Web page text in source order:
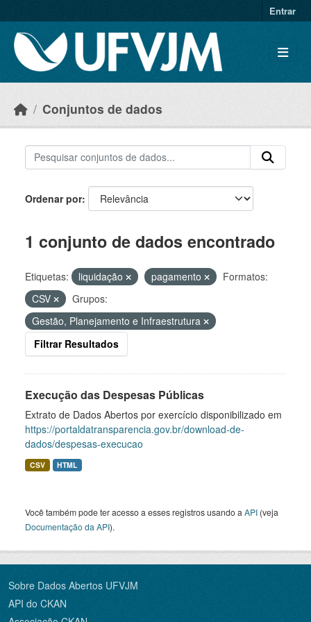
Entrar
Conjuntos de dados
Ordenar por
1 conjunto de dados encontrado
Etiquetas: liquidação pagamento
Formatos:
CSV
Grupos:
Gestão, Planejamento e Infraestrutura
Filtrar Resultados
Execução das Despesas Públicas
Extrato de Dados Abertos por exercício disponibilizado em
https://portaldatransparencia.gov.br/download-de-
dados/despesas-execucao
CSV HTML
Você também pode ter acesso a esses registros usando a API (veja
Documentação da API).
Sobre Dados Abertos UFVJM
API do CKAN